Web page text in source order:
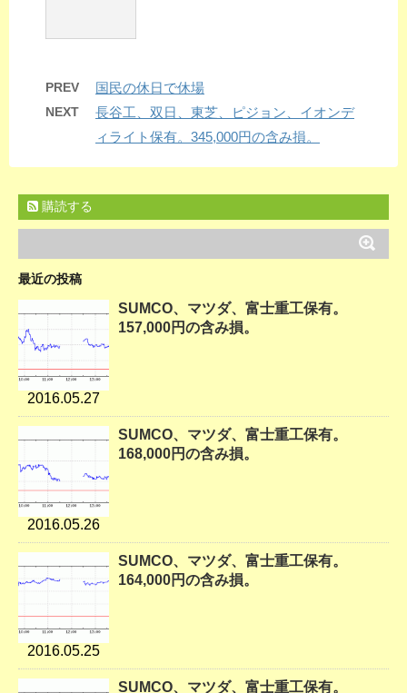
PREV 国民の休日で休場
NEXT
長谷工、双日、東芝、ピジョン、イオンデ
ィライト保有。345,000円の含み損。
購読する
最近の投稿
2016.05.27
SUMCO、マツダ、富士重工保有。
157,000円の含み損。
2016.05.26
SUMCO、マツダ、富士重工保有。
168,000円の含み損。
2016.05.25
SUMCO、マツダ、富士重工保有。
164,000円の含み損。
SUMCO、マツダ、富士重工保有。